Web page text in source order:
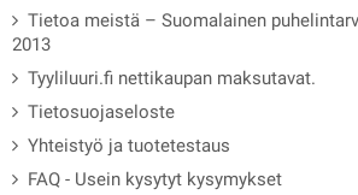
Tietoa meistä – Suomalainen
2013
Tyyliluuri.fi nettikaupan maksutavat.
Tietosuojaseloste
Yhteistyö ja tuotetestaus
FAQ - Usein kysytyt kysymykset